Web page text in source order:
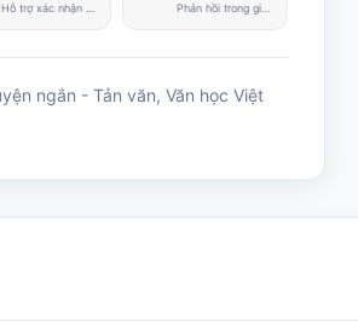
Hỗ trợ xác nhận nhanh Phản hồi trong giờ làm việc
ngắn - Tản văn, Văn học Việt